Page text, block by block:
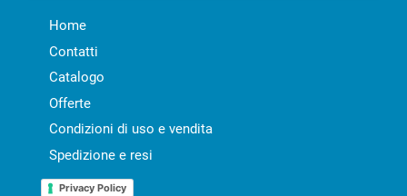
Home
Contatti
Catalogo
Offerte
Condizioni di uso e vendita
Spedizione e resi
Privacy Policy